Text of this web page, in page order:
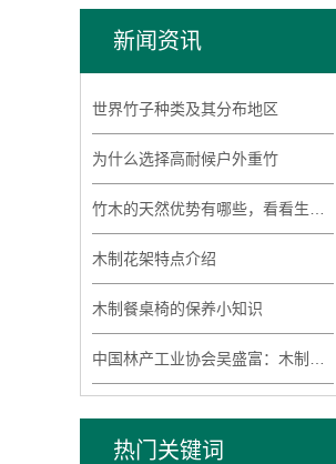
新闻资讯
世界竹子种类及其分布地区
为什么选择高耐候户外重竹
木制花架特点介绍
木制餐桌椅的保养小知识
热门关键词